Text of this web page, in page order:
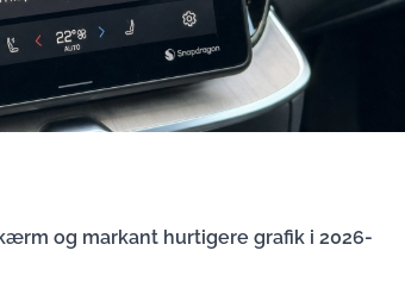
og markant hurtigere grafik i 2026-